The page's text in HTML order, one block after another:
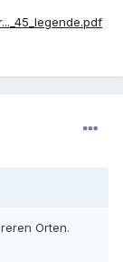
Orten.